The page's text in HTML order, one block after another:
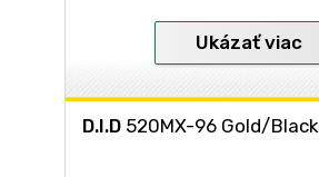
Ukázať viac
D.I.D 520MX-96 Gold/Black